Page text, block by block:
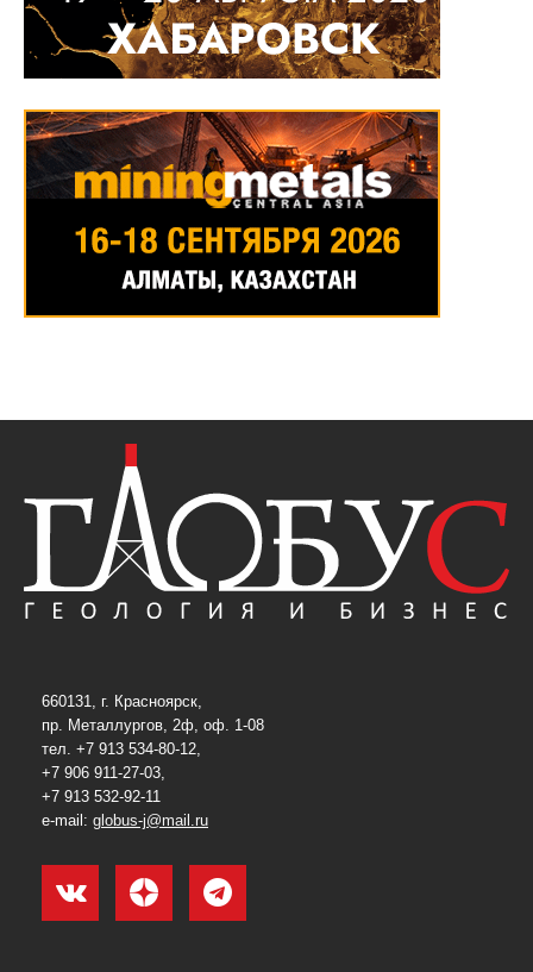
660131, г. Красноярск,
пр. Металлургов, 2ф, оф. 1-08
тел. +7 913 534-80-12,
+7 906 911-27-03,
+7 913 532-92-11
e-mail: globus-j@mail.ru